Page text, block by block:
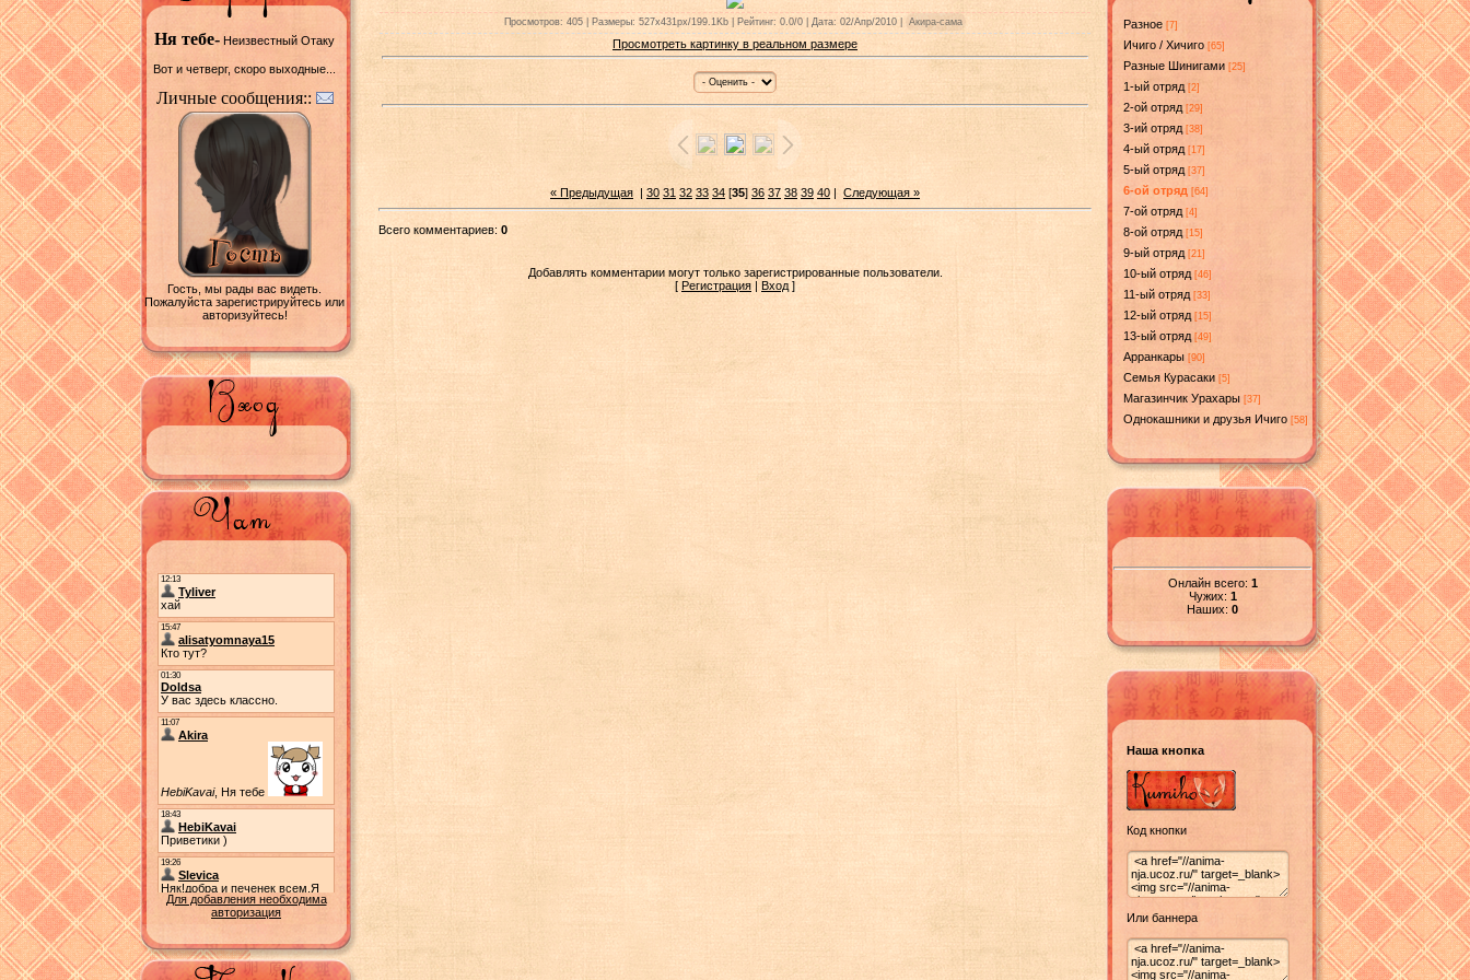
Ня тебе- Неизвестный Отаку
Вот и четверг, скоро выходные...
Личные сообщения::
Гость, мы рады вас видеть.
Пожалуйста зарегистрируйтесь или
авторизуйтесь!
Для добавления необходима
авторизация
Просмотров: 405 | Размеры: 527x431px/199.1Kb | Рейтинг: 0.0/0 | Дата: 02/Апр/2010 | Акира-сама
Просмотреть картинку в реальном размере
« Предыдущая | 30 31 32 33 34 [35] 36 37 38 39 40 | Следующая »
Всего комментариев: 0
Добавлять комментарии могут только зарегистрированные пользователи.
[ Регистрация Вход ]
Разное [7]
Ичиго / Хичиго [65]
Разные Шинигами [25]
1-ый отряд [2]
2-ой отряд [29]
3-ий отряд [38]
4-ый отряд [17]
5-ый отряд [37]
6-ой отряд [64]
7-ой отряд [4]
8-ой отряд [15]
9-ый отряд [21]
10-ый отряд [46]
11-ый отряд [33]
12-ый отряд [15]
13-ый отряд [49]
Арранкары [90]
Семья Курасаки [5]
Магазинчик Урахары [37]
Однокашники и друзья Ичиго [58]
Онлайн всего: 1
Чужих: 1
Наших: 0
Наша кнопка
Код кнопки
Или баннера